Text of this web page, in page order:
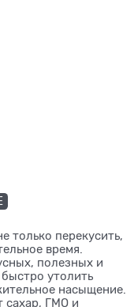
только перекусить,
время.
полезных и
утолить
насыщение.
сахар, ГМО и